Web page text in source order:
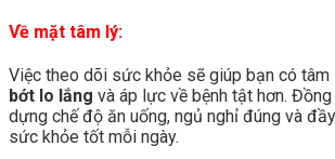
Về mặt tâm lý:
Việc theo dõi sức khỏe sẽ giúp bạn có
bớt lo lắng và áp lực về bệnh tật hơn.
dựng chế độ ăn uống, ngủ nghỉ đúng và
sức khỏe tốt mỗi ngày.